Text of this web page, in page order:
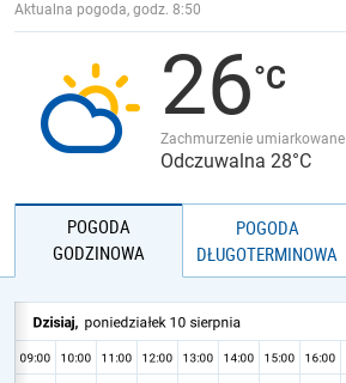
JAKOŚĆ POWIETRZA
Aktualna pogoda, godz. 8:50
26
Zachmurzenie umiarkowane
Odczuwalna 28°C
POGODA
GODZINOWA
POGODA
DŁUGOTERMINOWA